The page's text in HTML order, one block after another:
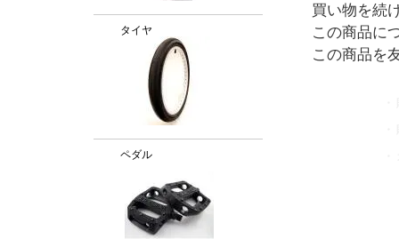
タイヤ
ペダル
買い物を続
この商品に
この商品を